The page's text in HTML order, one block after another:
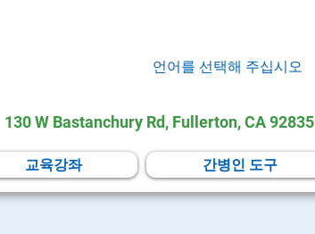
언어를 선택해 주십시오
130 W Bastanchury Rd, Fullerton, CA 92835
교육강좌 간병인 도구